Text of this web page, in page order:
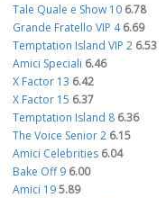
Tale Quale e Show 10 6.78
Grande Fratello VIP 4 6.69
Temptation Island VIP 2 6.53
Amici Speciali 6.46
X Factor 13 6.42
X Factor 15 6.37
Temptation Island 8 6.36
The Voice Senior 2 6.15
Amici Celebrities 6.04
Bake Off 9 6.00
Amici 195.89